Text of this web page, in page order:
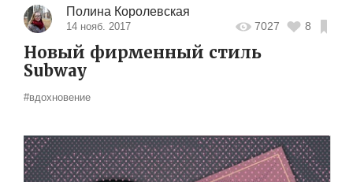
Полина Королевская
14 нояб. 2017 7027 8
Новый фирменный стиль
Subway
#вдохновение